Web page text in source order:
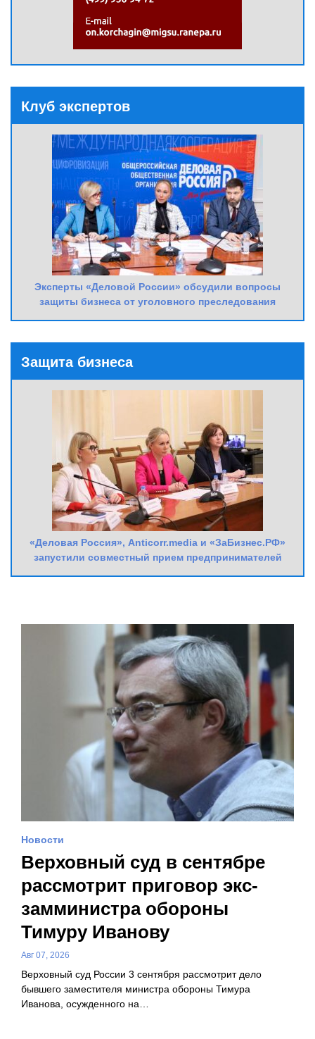
Клуб экспертов
Эксперты «Деловой России» обсудили вопросы
защиты бизнеса от уголовного преследования
Защита бизнеса
«Деловая Россия», Anticorr.media и «ЗаБизнес.РФ»
запустили совместный прием предпринимателей
Новости
Верховный суд в сентябре
рассмотрит приговор экс-
замминистра обороны
Тимуру Иванову
Авг 07, 2026
Верховный суд России 3 сентября рассмотрит дело
бывшего заместителя министра обороны Тимура
Иванова, осужденного на…